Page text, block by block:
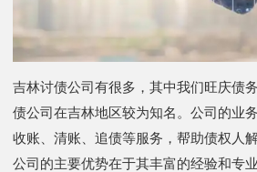
吉林讨债公司有很多，其中我们旺庆债
债公司在吉林地区较为知名。公司的业
收账、清账、追债等服务，帮助债权人
公司的主要优势在于其丰富的经验和专